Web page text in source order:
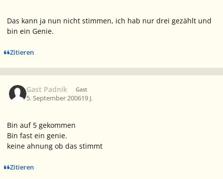
Das kann ja nun nicht stimmen, ich hab nur drei gezählt und
bin ein Genie.
Zitieren
Gast Padnik Gast
5. September 200619 J.
Bin auf 5 gekommen
Bin fast ein genie.
keine ahnung ob das stimmt
Zitieren